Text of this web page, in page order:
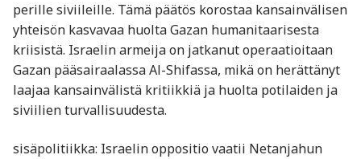
perille siviileille. Tämä päätös korostaa kansainvälisen
yhteisön kasvavaa huolta Gazan humanitaarisesta
kriisistä. Israelin armeija on jatkanut operaatioitaan
Gazan pääsairaalassa Al-Shifassa, mikä on herättänyt
laajaa kansainvälistä kritiikkiä ja huolta potilaiden ja
siviilien turvallisuudesta.
sisäpolitiikka: Israelin oppositio vaatii Netanjahun